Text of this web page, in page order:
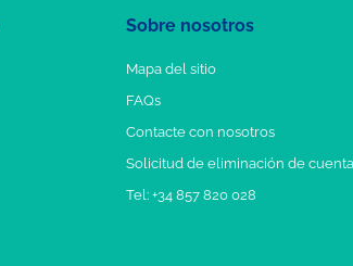
Sobre nosotros
Mapa del sitio
FAQs
Contacte con nosotros
Solicitud de eliminación de cuenta
Tel: +34 857 820 028